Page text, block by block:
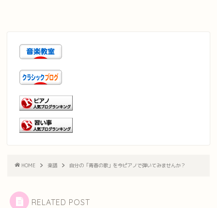
HOME 楽譜 自分の「青春の歌」を今ピアノで弾いてみませんか？
RELATED POST